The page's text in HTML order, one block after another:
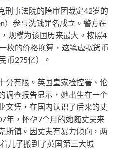
刑事法院的陪审团裁定42岁的
）参与洗钱罪名成立。警方在
规模为该国历来最大。按照4
枚的价格换算，这笔虚拟货币
币275亿）。
分有限。英国皇家检控署、伦
调查报告显示，她出生在一个
文凭，在国内认识了后来的丈
年，怀孕7个月的她随丈夫来
斯镇。因丈夫有暴力倾向，两
儿子搬到了英国第三大城